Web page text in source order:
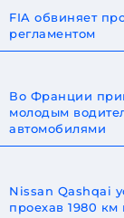
FIA обвиняет
регламентом
Во Франции
молодым
автомобилями
Nissan Qashqai
проехав 1980